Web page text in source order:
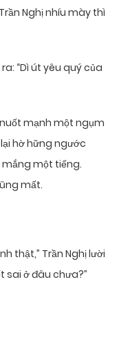
Nghị nhíu mày thì
“Dì út yêu quý của
mạnh một ngụm
hờ hững ngước
một tiếng.
mất.
thật,” Trần Nghị lười
sai ở đâu chưa?”